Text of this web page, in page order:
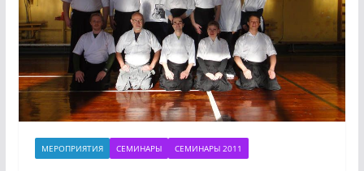
МЕРОПРИЯТИЯ СЕМИНАРЫ СЕМИНАРЫ 2011